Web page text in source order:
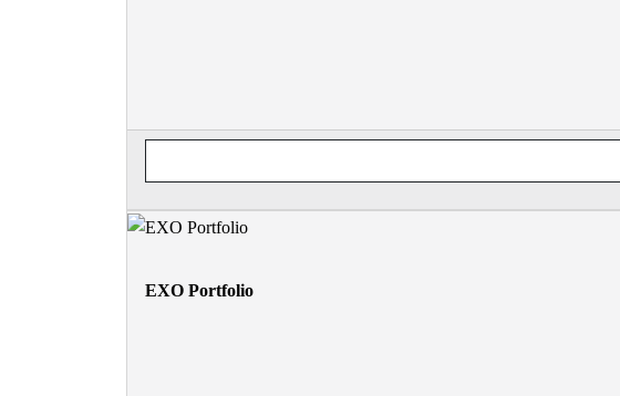
EXO Portfolio